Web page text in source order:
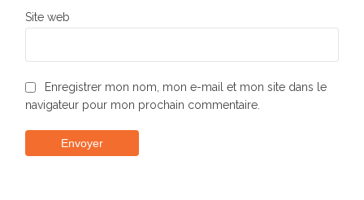
Site web
Enregistrer mon nom, mon e-mail et mon site dans le
navigateur pour mon prochain commentaire.